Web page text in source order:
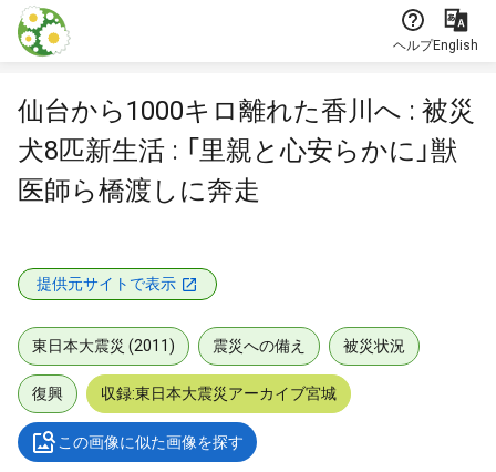
本文に飛ぶ
ヘルプEnglish
仙台から1000キロ離れた香川へ : 被災
犬8匹新生活 : 「里親と心安らかに」獣
医師ら橋渡しに奔走
提供元サイトで表示
東日本大震災 (2011) 震災への備え 被災状況
復興 収録:東日本大震災アーカイブ宮城
この画像に似た画像を探す